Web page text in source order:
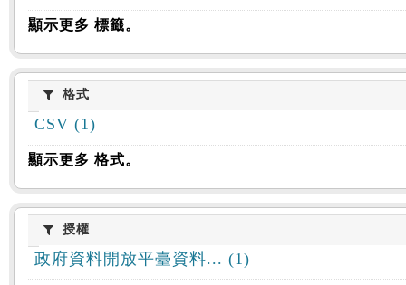
顯示更多 標籤。
格式格式
CSV (1)
顯示更多 格式。
授權授權
政府資料開放平臺資料... (1)